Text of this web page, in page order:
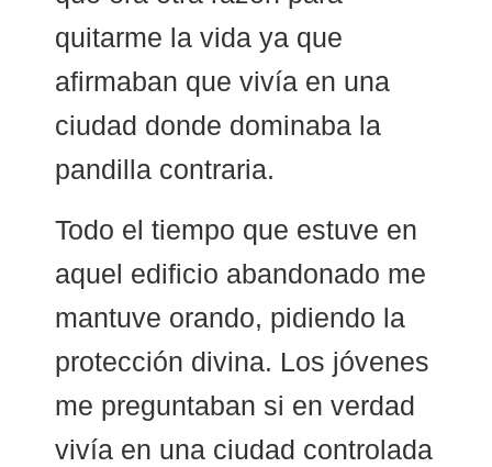
quitarme la vida ya que
afirmaban que vivía en una
ciudad donde dominaba la
pandilla contraria.
Todo el tiempo que estuve en
aquel edificio abandonado me
mantuve orando, pidiendo la
protección divina. Los jóvenes
me preguntaban si en verdad
vivía en una ciudad controlada